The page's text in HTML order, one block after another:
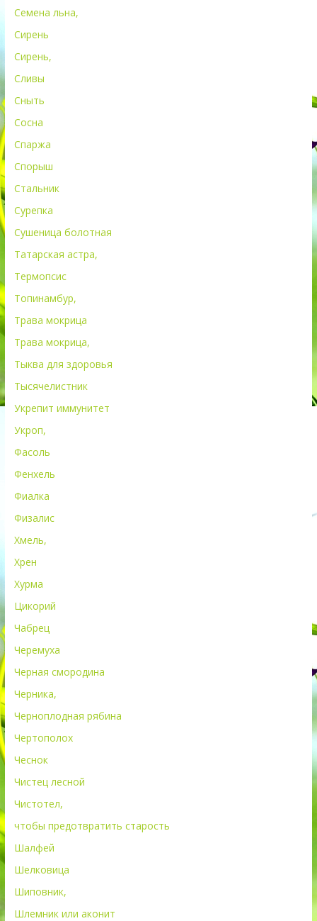
Семена льна,
Сирень
Сирень,
Сливы
Сныть
Сосна
Спаржа
Спорыш
Стальник
Сурепка
Сушеница болотная
Татарская астра,
Термопсис
Топинамбур,
Трава мокрица
Трава мокрица,
Тыква для здоровья
Тысячелистник
Укрепит иммунитет
Укроп,
Фасоль
Фенхель
Фиалка
Физалис
Хмель,
Хрен
Хурма
Цикорий
Чабрец
Черемуха
Черная смородина
Черника,
Черноплодная рябина
Чертополох
Чеснок
Чистец лесной
Чистотел,
чтобы предотвратить старость
Шалфей
Шелковица
Шиповник,
Шлемник или аконит